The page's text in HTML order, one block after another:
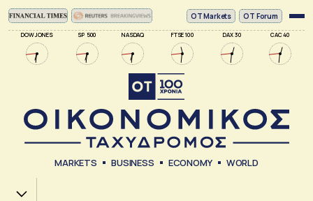
DOW JONES SP 500 NASDAQ FTSE 100 DAX 30 CAC 40
ΟΤ Markets OT Forum
MARKETS BUSINESS ECONOMY WORLD
Χ.Α.